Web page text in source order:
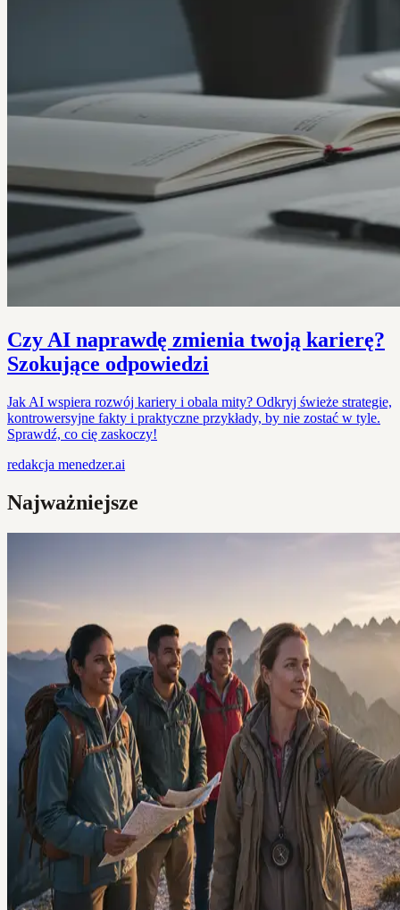
Czy AI naprawdę zmienia twoją karierę?
Szokujące odpowiedzi
Jak AI wspiera rozwój kariery i obala mity? Odkryj świeże strategie,
kontrowersyjne fakty i praktyczne przykłady, by nie zostać w tyle.
Sprawdź, co cię zaskoczy!
redakcja menedzer.ai
Najważniejsze